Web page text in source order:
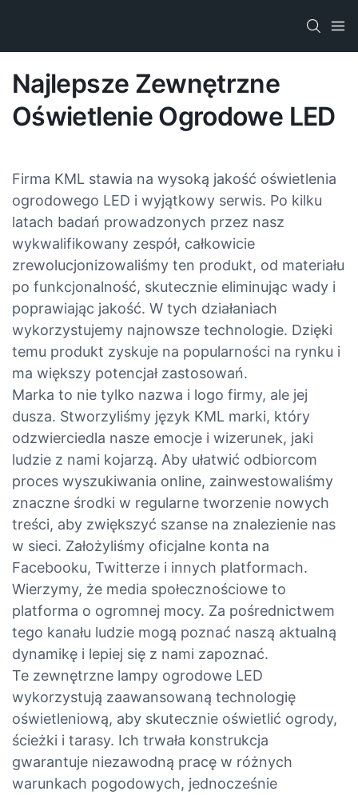
Najlepsze Zewnętrzne
Oświetlenie Ogrodowe LED
Firma KML stawia na wysoką jakość oświetlenia
ogrodowego LED i wyjątkowy serwis. Po kilku
latach badań prowadzonych przez nasz
wykwalifikowany zespół, całkowicie
zrewolucjonizowaliśmy ten produkt, od materiału
po funkcjonalność, skutecznie eliminując wady i
poprawiając jakość. W tych działaniach
wykorzystujemy najnowsze technologie. Dzięki
temu produkt zyskuje na popularności na rynku i
ma większy potencjał zastosowań.
Marka to nie tylko nazwa i logo firmy, ale jej
dusza. Stworzyliśmy język KML marki, który
odzwierciedla nasze emocje i wizerunek, jaki
ludzie z nami kojarzą. Aby ułatwić odbiorcom
proces wyszukiwania online, zainwestowaliśmy
znaczne środki w regularne tworzenie nowych
treści, aby zwiększyć szanse na znalezienie nas
w sieci. Założyliśmy oficjalne konta na
Facebooku, Twitterze i innych platformach.
Wierzymy, że media społecznościowe to
platforma o ogromnej mocy. Za pośrednictwem
tego kanału ludzie mogą poznać naszą aktualną
dynamikę i lepiej się z nami zapoznać.
Te zewnętrzne lampy ogrodowe LED
wykorzystują zaawansowaną technologię
oświetleniową, aby skutecznie oświetlić ogrody,
ścieżki i tarasy. Ich trwała konstrukcja
gwarantuje niezawodną pracę w różnych
warunkach pogodowych, jednocześnie